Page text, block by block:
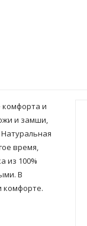
комфорта и
и замши,
время,
из 100%
В
комфорте.